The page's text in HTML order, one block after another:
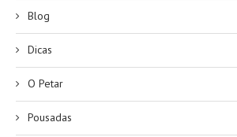
Blog
Dicas
O Petar
Pousadas